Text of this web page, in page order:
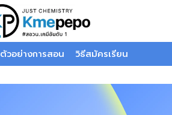
ตัวอย่างการสอน วิธีสมัครเรียน